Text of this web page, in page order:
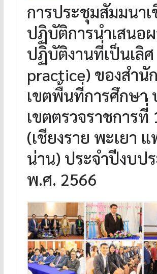
การประชุมสัมมนาเ
ปฏิบัติการนำเสนอ
ปฏิบัติงานที่เป็นเลิ
practice) ของสำนั
เขตพื้นที่การศึกษา
เขตตรวจราชการที่่
(เชียงราย พะเยา
น่าน) ประจำปีงบป
พ.ศ. 2566